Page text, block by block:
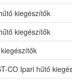
kiegészítők
kiegészítők
CO Ipari hűtő